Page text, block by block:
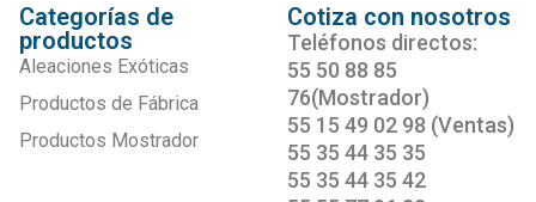
Categorías de
productos
Aleaciones Exóticas
Productos de Fábrica
Productos Mostrador
Cotiza con nosotros
Teléfonos directos:
55 50 88 85
76(Mostrador)
55 15 49 02 98 (Ventas)
55 35 44 35 35
55 35 44 35 42